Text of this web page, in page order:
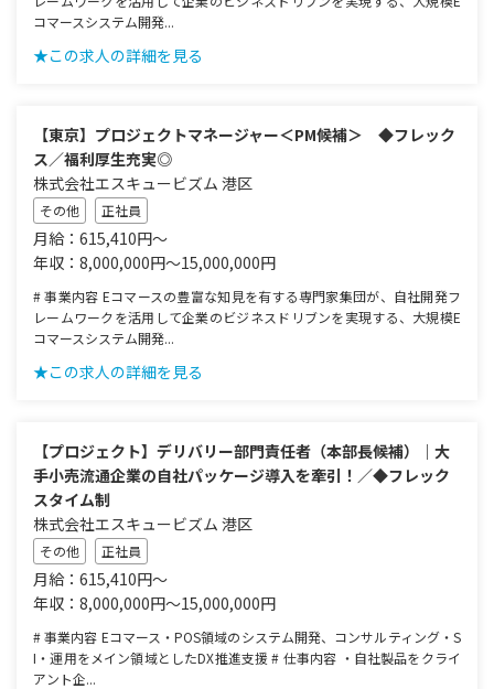
コマースシステム開発...
★この求人の詳細を見る
【東京】プロジェクトマネージャー＜PM候補＞ ◆フレック
ス／福利厚生充実◎
株式会社エスキュービズム 港区
その他 正社員
月給：615,410円～
年収：8,000,000円～15,000,000円
# 事業内容 Eコマースの豊富な知見を有する専門家集団が、自社開発フ
レームワークを活用して企業のビジネスドリブンを実現する、大規模E
コマースシステム開発...
★この求人の詳細を見る
【プロジェクト】デリバリー部門責任者（本部長候補）｜大
手小売流通企業の自社パッケージ導入を牽引！／◆フレック
スタイム制
株式会社エスキュービズム 港区
その他 正社員
月給：615,410円～
年収：8,000,000円～15,000,000円
# 事業内容 Eコマース・POS領域のシステム開発、コンサルティング・S
I・運用をメイン領域としたDX推進支援 # 仕事内容 ・自社製品をクライ
アント企...